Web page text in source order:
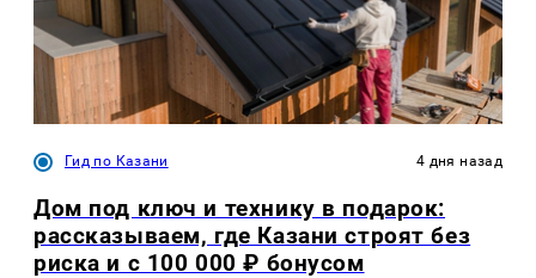
Гид по Казани 4 дня назад
Дом под ключ и технику в подарок:
рассказываем, где Казани строят без
риска и с 100 000 ₽ бонусом